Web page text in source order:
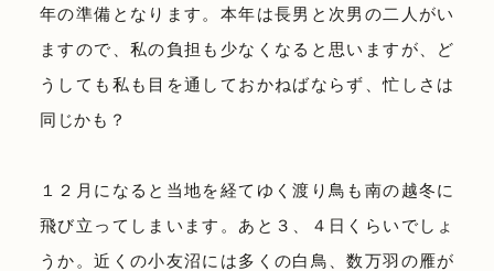
年の準備となります。本年は長男と次男の二人がい
ますので、私の負担も少なくなると思いますが、ど
うしても私も目を通しておかねばならず、忙しさは
同じかも？
１２月になると当地を経てゆく渡り鳥も南の越冬に
飛び立ってしまいます。あと３、４日くらいでしょ
うか。近くの小友沼には多くの白鳥、数万羽の雁が